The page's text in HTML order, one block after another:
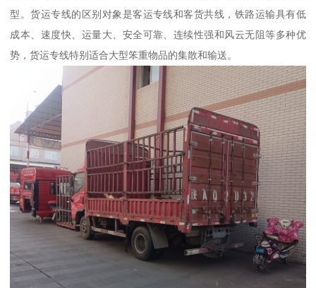
型。货运专线的区别对象是客运专线和客货共线，铁路运输具有低
成本、速度快、运量大、安全可靠、连续性强和风云无阻等多种优
势，货运专线特别适合大型笨重物品的集散和输送。